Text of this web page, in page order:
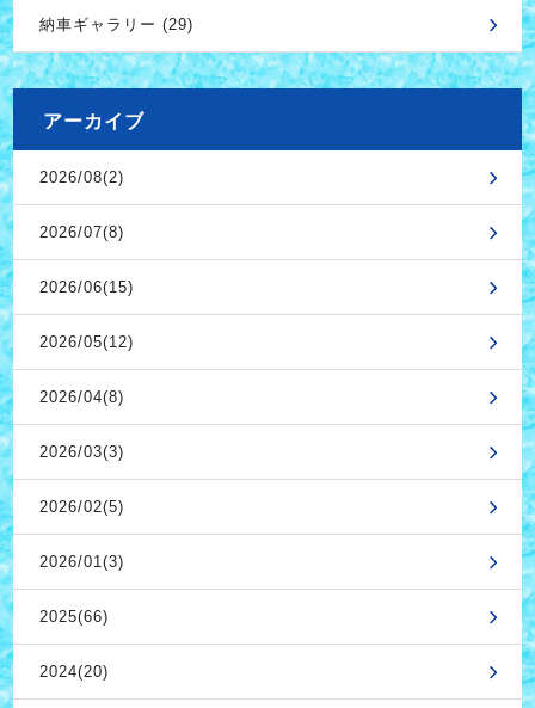
納車ギャラリー (29)
アーカイブ
2026/08(2)
2026/07(8)
2026/06(15)
2026/05(12)
2026/04(8)
2026/03(3)
2026/02(5)
2026/01(3)
2025(66)
2024(20)